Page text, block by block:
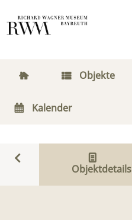
Objekte
Kalender
Objektdetails